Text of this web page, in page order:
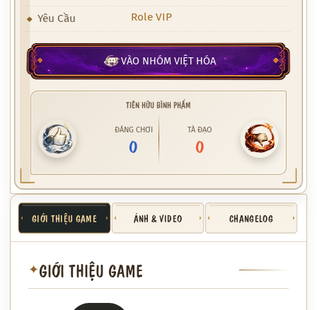
Yêu Cầu Role VIP
VÀO NHÓM VIỆT HÓA
TIÊN HỮU BÌNH PHẨM
ĐÁNG CHƠI
0
TÀ ĐẠO
0
GIỚI THIỆU GAME ẢNH & VIDEO CHANGELOG
✦GIỚI THIỆU GAME